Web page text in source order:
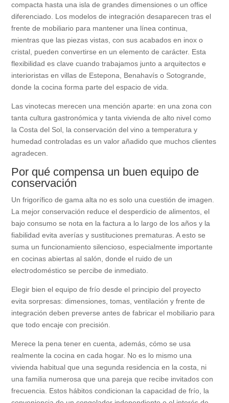
compacta hasta una isla de grandes dimensiones o un office
diferenciado. Los modelos de integración desaparecen tras el
frente de mobiliario para mantener una línea continua,
mientras que las piezas vistas, con sus acabados en inox o
cristal, pueden convertirse en un elemento de carácter. Esta
flexibilidad es clave cuando trabajamos junto a arquitectos e
interioristas en villas de Estepona, Benahavís o Sotogrande,
donde la cocina forma parte del espacio de vida.
Las vinotecas merecen una mención aparte: en una zona con
tanta cultura gastronómica y tanta vivienda de alto nivel como
la Costa del Sol, la conservación del vino a temperatura y
humedad controladas es un valor añadido que muchos clientes
agradecen.
Por qué compensa un buen equipo de
conservación
Un frigorífico de gama alta no es solo una cuestión de imagen.
La mejor conservación reduce el desperdicio de alimentos, el
bajo consumo se nota en la factura a lo largo de los años y la
fiabilidad evita averías y sustituciones prematuras. A esto se
suma un funcionamiento silencioso, especialmente importante
en cocinas abiertas al salón, donde el ruido de un
electrodoméstico se percibe de inmediato.
Elegir bien el equipo de frío desde el principio del proyecto
evita sorpresas: dimensiones, tomas, ventilación y frente de
integración deben preverse antes de fabricar el mobiliario para
que todo encaje con precisión.
Merece la pena tener en cuenta, además, cómo se usa
realmente la cocina en cada hogar. No es lo mismo una
vivienda habitual que una segunda residencia en la costa, ni
una familia numerosa que una pareja que recibe invitados con
frecuencia. Estos hábitos condicionan la capacidad de frío, la